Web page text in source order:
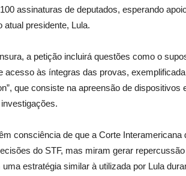
assinaturas de deputados, esperando
atual presidente, Lula.
a petição incluirá questões como o
acesso às íntegras das provas,
que consiste na apreensão de
consciência de que a Corte Interamericana
do STF, mas miram gerar
estratégia similar à utilizada por Lula